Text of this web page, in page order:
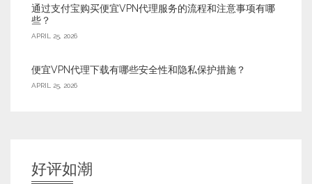
通过支付宝购买便宜VPN代理服务的流程和注意事项有哪
些？
APRIL 25, 2026
便宜VPN代理下载有哪些安全性和隐私保护措施？
APRIL 25, 2026
好评如潮